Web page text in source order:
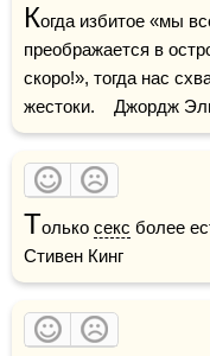
Когда избитое «мы
преображается в
скоро!», тогда нас
жестоки.    Джордж
Только секс более
Стивен Кинг